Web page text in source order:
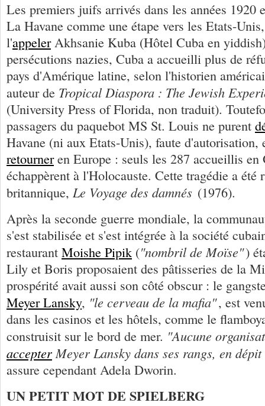
Les premiers juifs arrivés dans les années 1920
La Havane comme une étape vers les Etats-
l'appelerAkhsanie Kuba (Hôtel Cuba en
persécutions nazies, Cuba a accueilli plus de
pays d'Amérique latine, selon l'historien
auteur de Tropical Diaspora : The Jewish
(University Press of Florida, non traduit).
passagers du paquebot MS St. Louis ne purent
Havane (ni aux Etats-Unis), faute d'autorisation,
retourneren Europe : seuls les 287 accueillis en
échappèrent à l'Holocauste. Cette tragédie a été
britannique, Le Voyage des damnés (1976).
Après la seconde guerre mondiale, la
s'est stabilisée et s'est intégrée à la société
restaurant Moishe Pipik ("nombril de Moïse")
Lily et Boris proposaient des pâtisseries de la
prospérité avait aussi son côté obscur : le
Meyer Lansky, "le cerveau de la mafia", est
dans les casinos et les hôtels, comme le
construisit sur le bord de mer. "Aucune
accepter Meyer Lansky dans ses rangs, en
assure cependant Adela Dworin.
UN PETIT MOT DE SPIELBERG